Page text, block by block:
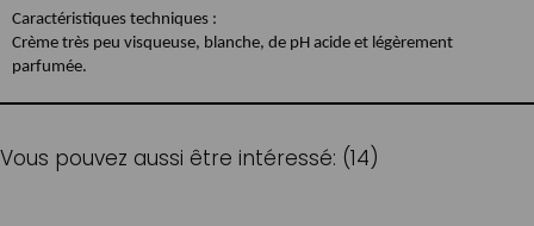
Caractéristiques techniques :
Crème très peu visqueuse, blanche, de pH acide et légèrement
parfumée.
Vous pouvez aussi être intéressé: (14)